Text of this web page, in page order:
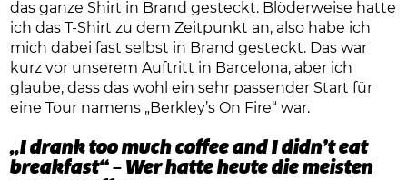
das ganze Shirt in Brand gesteckt. Blöderweise hatte
ich das T-Shirt zu dem Zeitpunkt an, also habe ich
mich dabei fast selbst in Brand gesteckt. Das war
kurz vor unserem Auftritt in Barcelona, aber ich
glaube, dass das wohl ein sehr passender Start für
eine Tour namens „Berkley’s On Fire“ war.
„I drank too much coffee and I didn’t eat
breakfast“ – Wer hatte heute die meisten